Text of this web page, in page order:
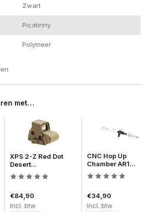
Zwart
Picatinny
Polymeer
met…
XPS 2-Z Red Dot
Desert...
€84,90
Incl. btw
CNC Hop Up
Chamber AR1...
€34,90
Incl. btw